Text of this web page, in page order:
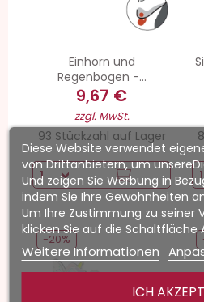
Einhorn und
Regenbogen -...
9,67 €
zzgl. MwSt.
93 Stückzahl auf Lager
-20%
Diese Website verwendet
von Drittanbietern, um
Und zeigen Sie Werbung in
indem Sie Ihre Gewohnheiten
Um Ihre Zustimmung zu seiner
klicken Sie auf die Schaltfläche
Weitere Informationen
ICH